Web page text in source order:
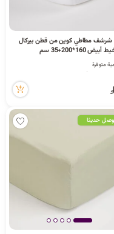
شرشف مطاطي كوين من قطن بيركال
وصل حديثا